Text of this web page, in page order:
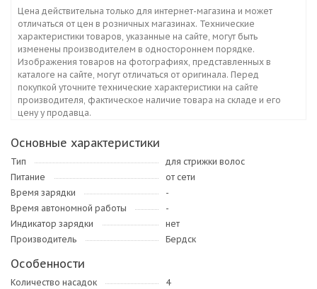
Цена действительна только для интернет-магазина и может
отличаться от цен в розничных магазинах. Технические
характеристики товаров, указанные на сайте, могут быть
изменены производителем в одностороннем порядке.
Изображения товаров на фотографиях, представленных в
каталоге на сайте, могут отличаться от оригинала. Перед
покупкой уточните технические характеристики на сайте
производителя, фактическое наличие товара на складе и его
цену у продавца.
Основные характеристики
Тип
для стрижки волос
Питание
от сети
Время зарядки
-
Время автономной работы
-
Индикатор зарядки
нет
Производитель
Бердск
Особенности
Количество насадок
4